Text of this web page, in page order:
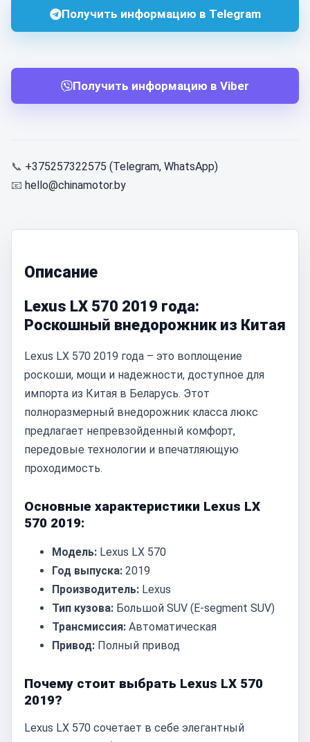
Получить информацию в Telegram
Получить информацию в Viber
📞 +375257322575 (Telegram, WhatsApp)
📧 hello@chinamotor.by
Описание
Lexus LX 570 2019 года:
Роскошный внедорожник из Китая
Lexus LX 570 2019 года – это воплощение
роскоши, мощи и надежности, доступное для
импорта из Китая в Беларусь. Этот
полноразмерный внедорожник класса люкс
предлагает непревзойденный комфорт,
передовые технологии и впечатляющую
проходимость.
Основные характеристики Lexus LX
570 2019:
Модель: Lexus LX 570
Год выпуска: 2019
Производитель: Lexus
Тип кузова: Большой SUV (E-segment SUV)
Трансмиссия: Автоматическая
Привод: Полный привод
Почему стоит выбрать Lexus LX 570
2019?
Lexus LX 570 сочетает в себе элегантный